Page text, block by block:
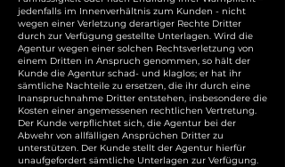
jedenfalls im Innenverhältnis zum Kunden - nicht
wegen einer Verletzung derartiger Rechte Dritter
durch zur Verfügung gestellte Unterlagen. Wird die
Agentur wegen einer solchen Rechtsverletzung von
einem Dritten in Anspruch genommen, so hält der
Kunde die Agentur schad- und klaglos; er hat ihr
sämtliche Nachteile zu ersetzen, die ihr durch eine
Inanspruchnahme Dritter entstehen, insbesondere die
Kosten einer angemessenen rechtlichen Vertretung.
Der Kunde verpflichtet sich, die Agentur bei der
Abwehr von allfälligen Ansprüchen Dritter zu
unterstützen. Der Kunde stellt der Agentur hierfür
unaufgefordert sämtliche Unterlagen zur Verfügung.